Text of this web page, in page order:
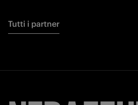
Tutti i partner